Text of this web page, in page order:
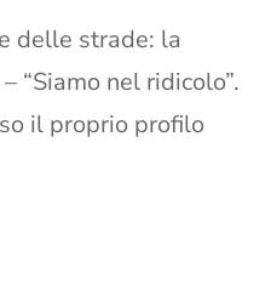
delle strade: la
“Siamo nel ridicolo”.
il proprio profilo